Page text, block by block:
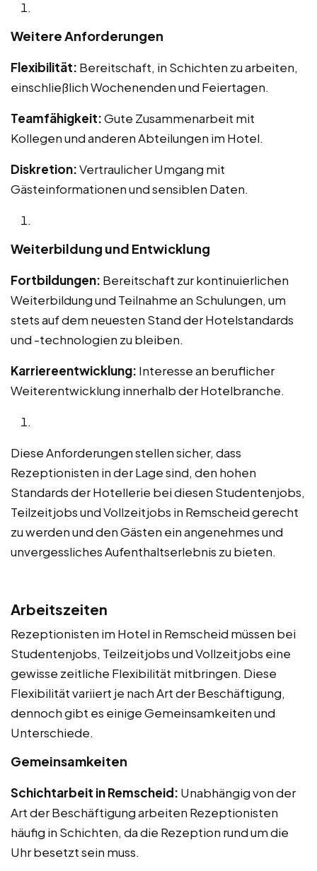
Weitere Anforderungen
Flexibilität: Bereitschaft, in Schichten zu arbeiten,
einschließlich Wochenenden und Feiertagen.
Teamfähigkeit:Gute Zusammenarbeit mit
Kollegen und anderen Abteilungen im Hotel.
Diskretion:Vertraulicher Umgang mit
Gästeinformationen und sensiblen Daten.
Weiterbildung und Entwicklung
Fortbildungen: Bereitschaft zur kontinuierlichen
Weiterbildung und Teilnahme an Schulungen, um
stets auf dem neuesten Stand der Hotelstandards
und -technologien zu bleiben.
Karriereentwicklung: Interesse an beruflicher
Weiterentwicklung innerhalb der Hotelbranche.
Diese Anforderungen stellen sicher, dass
Rezeptionisten in der Lage sind, den hohen
Standards der Hotellerie bei diesen Studentenjobs,
Teilzeitjobs und Vollzeitjobs in Remscheid gerecht
zu werden und den Gästen ein angenehmes und
unvergessliches Aufenthaltserlebnis zu bieten.
Arbeitszeiten
Rezeptionisten im Hotel in Remscheid müssen bei
Studentenjobs, Teilzeitjobs und Vollzeitjobs eine
gewisse zeitliche Flexibilität mitbringen. Diese
Flexibilität variiert je nach Art der Beschäftigung,
dennoch gibt es einige Gemeinsamkeiten und
Unterschiede.
Gemeinsamkeiten
Schichtarbeit in Remscheid: Unabhängig von der
Art der Beschäftigung arbeiten Rezeptionisten
häufig in Schichten, da die Rezeption rund um die
Uhr besetzt sein muss.